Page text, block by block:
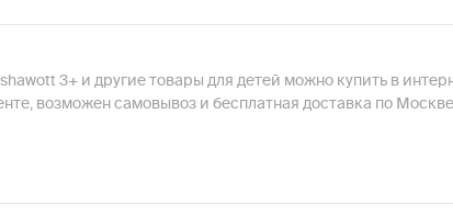
3+ и другие товары для детей можно купить в
возможен самовывоз и бесплатная доставка по